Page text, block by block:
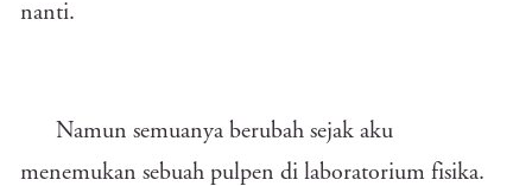
nanti.
Namun semuanya berubah sejak aku
menemukan sebuah pulpen di laboratorium fisika.